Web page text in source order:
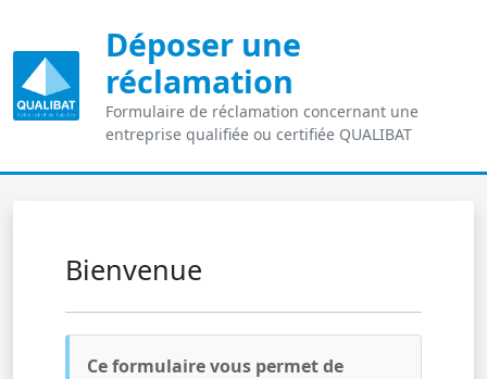
Déposer une
réclamation
Formulaire de réclamation concernant une
entreprise qualifiée ou certifiée QUALIBAT
Bienvenue
Ce formulaire vous permet de